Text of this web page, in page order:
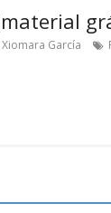
Xiomara García